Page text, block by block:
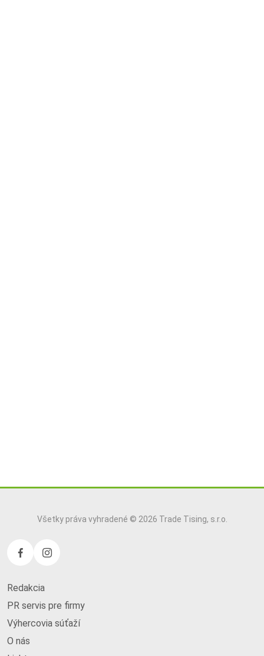
Všetky práva vyhradené © 2026 Trade Tising, s.r.o.
Redakcia
PR servis pre firmy
Výhercovia súťaží
O nás